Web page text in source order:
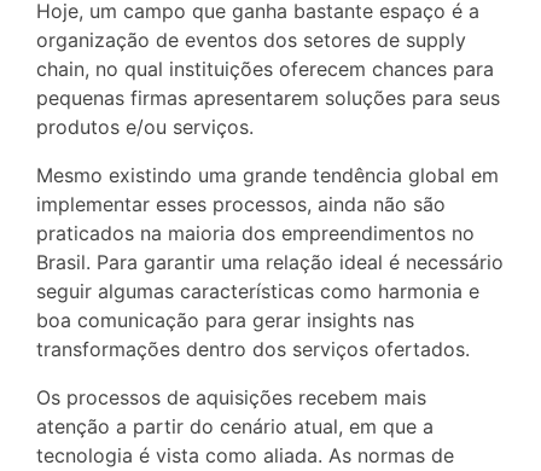
Hoje, um campo que ganha bastante espaço é a
organização de eventos dos setores de supply
chain, no qual instituições oferecem chances para
pequenas firmas apresentarem soluções para seus
produtos e/ou serviços.
Mesmo existindo uma grande tendência global em
implementar esses processos, ainda não são
praticados na maioria dos empreendimentos no
Brasil. Para garantir uma relação ideal é necessário
seguir algumas características como harmonia e
boa comunicação para gerar insights nas
transformações dentro dos serviços ofertados.
Os processos de aquisições recebem mais
atenção a partir do cenário atual, em que a
tecnologia é vista como aliada. As normas de